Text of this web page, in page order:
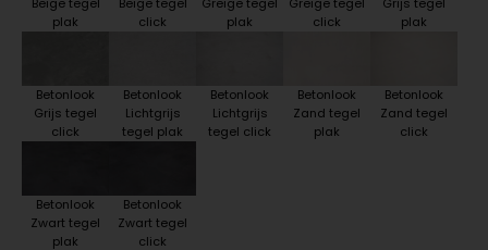
plak
click
plak
click
plak
Betonlook
Grijs tegel
click
Betonlook
Lichtgrijs
tegel plak
Betonlook
Lichtgrijs
tegel click
Betonlook
Zand tegel
plak
Betonlook
Zand tegel
click
Betonlook
Zwart tegel
plak
Betonlook
Zwart tegel
click